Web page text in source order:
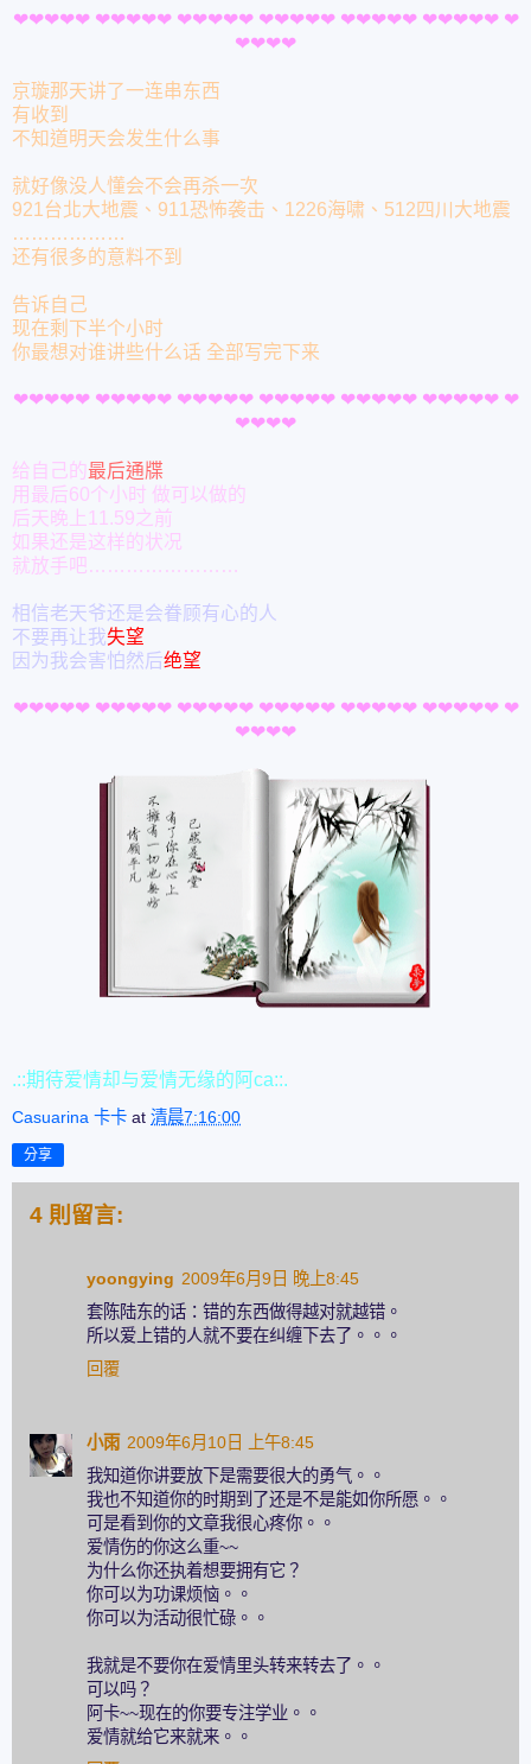
❤❤❤❤❤ ❤❤❤❤❤ ❤❤❤❤❤ ❤❤❤❤❤ ❤❤❤❤❤ ❤❤❤❤❤ ❤
❤❤❤❤
京璇那天讲了一连串东西
有收到
不知道明天会发生什么事
就好像没人懂会不会再杀一次
921台北大地震、911恐怖袭击、1226海啸、512四川大地震
………………
还有很多的意料不到
告诉自己
现在剩下半个小时
你最想对谁讲些什么话 全部写完下来
❤❤❤❤❤ ❤❤❤❤❤ ❤❤❤❤❤ ❤❤❤❤❤ ❤❤❤❤❤ ❤❤❤❤❤ ❤
❤❤❤❤
给自己的最后通牒
用最后60个小时 做可以做的
后天晚上11.59之前
如果还是这样的状况
就放手吧……………………
相信老天爷还是会眷顾有心的人
不要再让我失望
因为我会害怕然后绝望
❤❤❤❤❤ ❤❤❤❤❤ ❤❤❤❤❤ ❤❤❤❤❤ ❤❤❤❤❤ ❤❤❤❤❤ ❤
❤❤❤❤
.::期待爱情却与爱情无缘的阿ca::.
Casuarina 卡卡 at 清晨7:16:00
分享
4 則留言:
yoongying 2009年6月9日 晚上8:45
套陈陆东的话：错的东西做得越对就越错。
所以爱上错的人就不要在纠缠下去了。。。
回覆
小雨 2009年6月10日 上午8:45
我知道你讲要放下是需要很大的勇气。。
我也不知道你的时期到了还是不是能如你所愿。。
可是看到你的文章我很心疼你。。
爱情伤的你这么重~~
为什么你还执着想要拥有它？
你可以为功课烦恼。。
你可以为活动很忙碌。。
我就是不要你在爱情里头转来转去了。。
可以吗？
阿卡~~现在的你要专注学业。。
爱情就给它来就来。。